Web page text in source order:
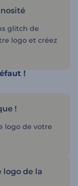
glitch de
logo et créez
!
!
logo de votre
logo de la